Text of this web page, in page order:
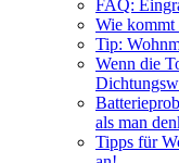
FAQ:
Wie kommt
Tip:
Wenn die
als man
Tipps für